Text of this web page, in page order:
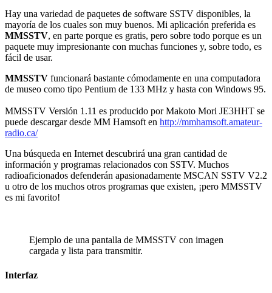
Hay una variedad de paquetes de software SSTV disponibles, la
mayoría de los cuales son muy buenos. Mi aplicación preferida es
MMSSTV, en parte porque es gratis, pero sobre todo porque es un
paquete muy impresionante con muchas funciones y, sobre todo, es
fácil de usar.
MMSSTV funcionará bastante cómodamente en una computadora
de museo como tipo Pentium de 133 MHz y hasta con Windows 95.
MMSSTV Versión 1.11 es producido por Makoto Mori JE3HHT se
puede descargar desde MM Hamsoft en http://mmhamsoft.amateur-
radio.ca/
Una búsqueda en Internet descubrirá una gran cantidad de
información y programas relacionados con SSTV. Muchos
radioaficionados defenderán apasionadamente MSCAN SSTV V2.2
u otro de los muchos otros programas que existen, ¡pero MMSSTV
es mi favorito!
Ejemplo de una pantalla de MMSSTV con imagen
cargada y lista para transmitir.
Interfaz